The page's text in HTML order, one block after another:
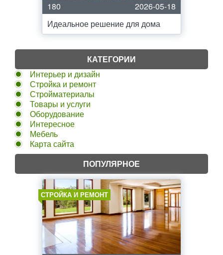
180
2026-05-18
Идеальное решение для дома
КАТЕГОРИИ
Интерьер и дизайн
Стройка и ремонт
Стройматериалы
Товары и услуги
Оборудование
Интересное
Мебель
Карта сайта
ПОПУЛЯРНОЕ
СТРОЙКА И РЕМОНТ